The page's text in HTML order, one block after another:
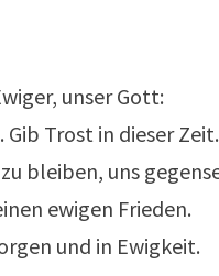
unser Gott:
Trost in dieser Zeit.
bleiben, uns
ewigen Frieden.
und in Ewigkeit.